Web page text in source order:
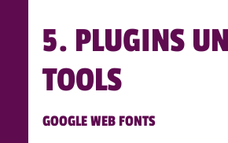
5. PLUGINS
TOOLS
GOOGLE WEB FONTS